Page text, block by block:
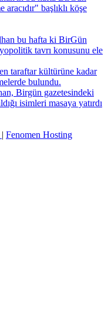
| Fenomen Hosting